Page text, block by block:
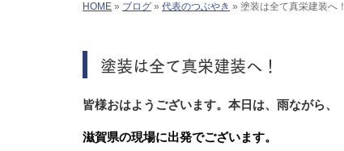
HOME » ブログ » 代表のつぶやき » 塗装は全て真栄建装へ！
塗装は全て真栄建装へ！
皆様おはようございます。本日は、雨ながら、
滋賀県の現場に出発でございます。